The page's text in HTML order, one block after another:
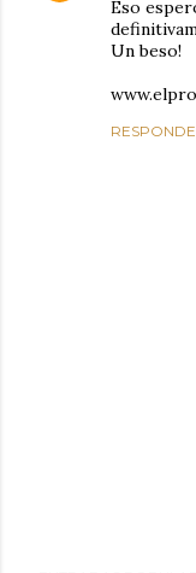
Eso
Un beso!